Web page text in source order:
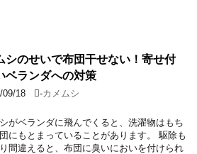
シのせいで布団干せない！寄せ付
ベランダへの対策
09/18 -カメムシ
がベランダに飛んでくると、洗濯物はもち
にもとまっていることがあります。 駆除も
間違えると、布団に臭いにおいを付けられ